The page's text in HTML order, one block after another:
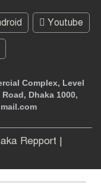
Youtube
Complex, Level
Dhaka 1000,
Repport |